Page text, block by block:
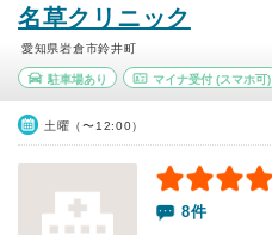
名草クリニック
愛知県岩倉市鈴井町
駐車場あり マイナ受付(スマホ可)
土曜（〜12:00）
8件